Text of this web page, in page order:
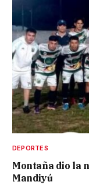
DEPORTES
Montaña dio la
Mandiyú